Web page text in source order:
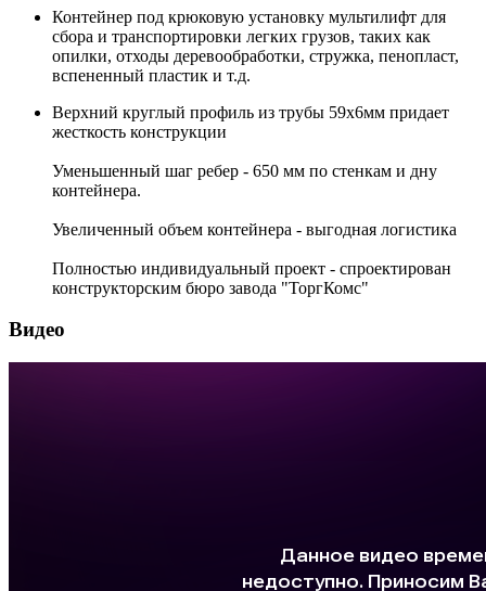
Контейнер под крюковую установку мультилифт для
сбора и транспортировки легких грузов, таких как
опилки, отходы деревообработки, стружка, пенопласт,
вспененный пластик и т.д.
Верхний круглый профиль из трубы 59х6мм придает
жесткость конструкции
Уменьшенный шаг ребер - 650 мм по стенкам и дну
контейнера.
Увеличенный объем контейнера - выгодная логистика
Полностью индивидуальный проект - спроектирован
конструкторским бюро завода "ТоргКомс"
Видео